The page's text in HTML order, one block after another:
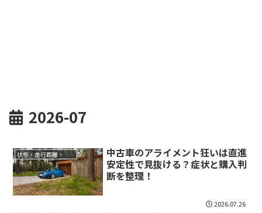
2026-07
状態・走行距離・年式
中古車のアライメント狂いは直進
安定性で見抜ける？症状と購入判
断を整理！
2026.07.26